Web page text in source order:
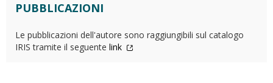
PUBBLICAZIONI
Le pubblicazioni dell'autore sono raggiungibili sul catalogo
IRIS tramite il seguente link